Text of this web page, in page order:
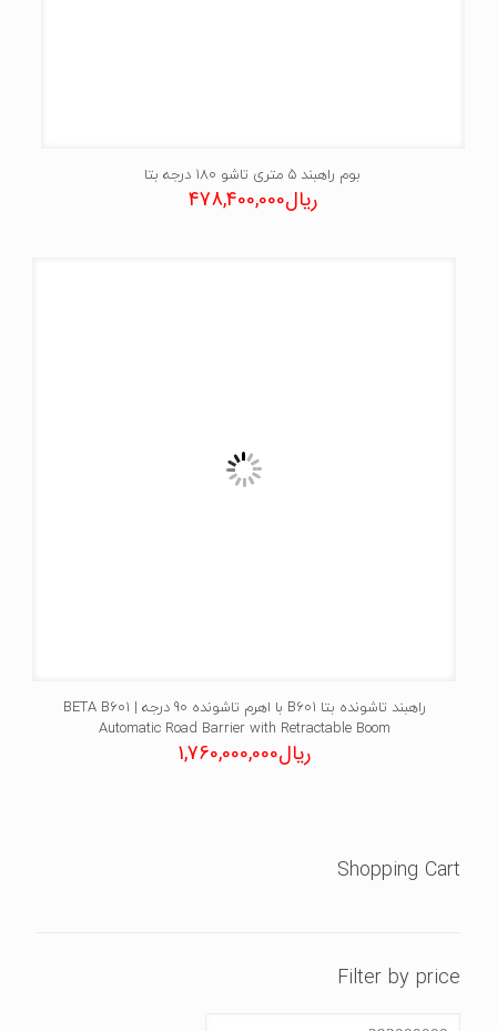
بوم راهبند 5 متری تاشو 180 درجه بتا
ریال478,400,000
راهبند تاشونده بتا B601 با اهرم تاشونده 90 درجه | BETA B601
Automatic Road Barrier with Retractable Boom
ریال1,760,000,000
Shopping Cart
Filter by price